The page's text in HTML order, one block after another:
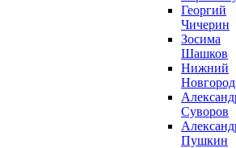
Георгий
Чичерин
Зосима
Шашков
Нижний
Новгород
Суворов
Пушкин